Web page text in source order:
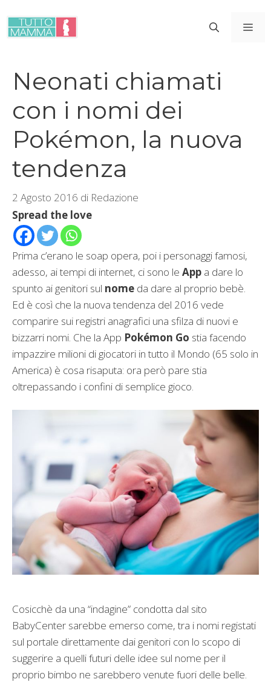
contenuto
Neonati chiamati
con i nomi dei
Pokémon, la nuova
tendenza
2 Agosto 2016 di Redazione
Spread the love
Prima c’erano le soap opera, poi i personaggi famosi,
adesso, ai tempi di internet, ci sono le App a dare lo
spunto ai genitori sul nome da dare al proprio bebè.
Ed è così che la nuova tendenza del 2016 vede
comparire sui registri anagrafici una sfilza di nuovi e
bizzarri nomi. Che la App Pokémon Go stia facendo
impazzire milioni di giocatori in tutto il Mondo (65 solo in
America) è cosa risaputa: ora però pare stia
oltrepassando i confini di semplice gioco.
Cosicchè da una “indagine” condotta dal sito
BabyCenter sarebbe emerso come, tra i nomi registati
sul portale direttamente dai genitori con lo scopo di
suggerire a quelli futuri delle idee sul nome per il
proprio bimbo ne sarebbero venute fuori delle belle.